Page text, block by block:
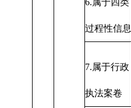
过程性信息
7.属于行政
执法案卷